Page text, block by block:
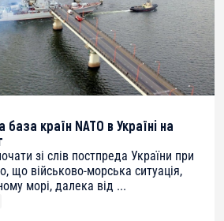
країн NATO в Україні на
зі слів постпреда України при
що військово-морська ситуація,
морі, далека від ...